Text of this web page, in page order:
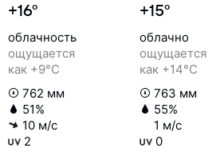
+16°
облачность
ощущается
как +9°C
762 мм
51%
10 м/с
2
+15°
облачно
ощущается
как +14°C
763 мм
55%
1 м/с
0